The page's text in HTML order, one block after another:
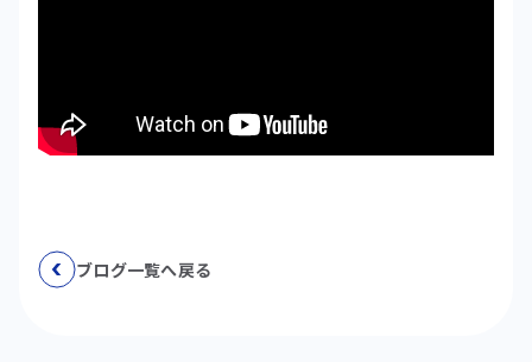
ブログ一覧へ戻る